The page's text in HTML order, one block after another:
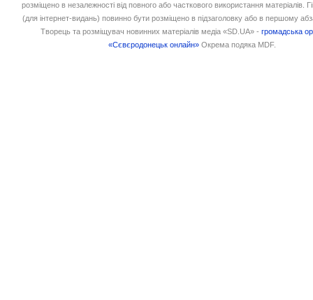
розміщено в незалежності від повного або часткового використання матеріалів.
(для інтернет-видань) повинно бути розміщено в підзаголовку або в першому
Творець та розміщувач новинних матеріалів медіа «SD.UA» -громадська
«Сєвєродонецьк онлайн» Окрема подяка MDF.